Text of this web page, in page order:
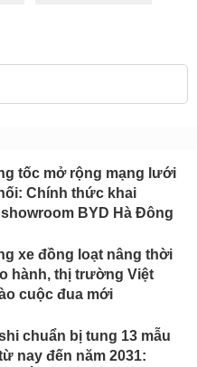
tốc mở rộng mạng lưới
Chính thức khai
BYD Hà Đông
xe đồng loạt nâng thời
hành, thị trường Việt
cuộc đua mới
chuẩn bị tung 13 mẫu
nay đến năm 2031: